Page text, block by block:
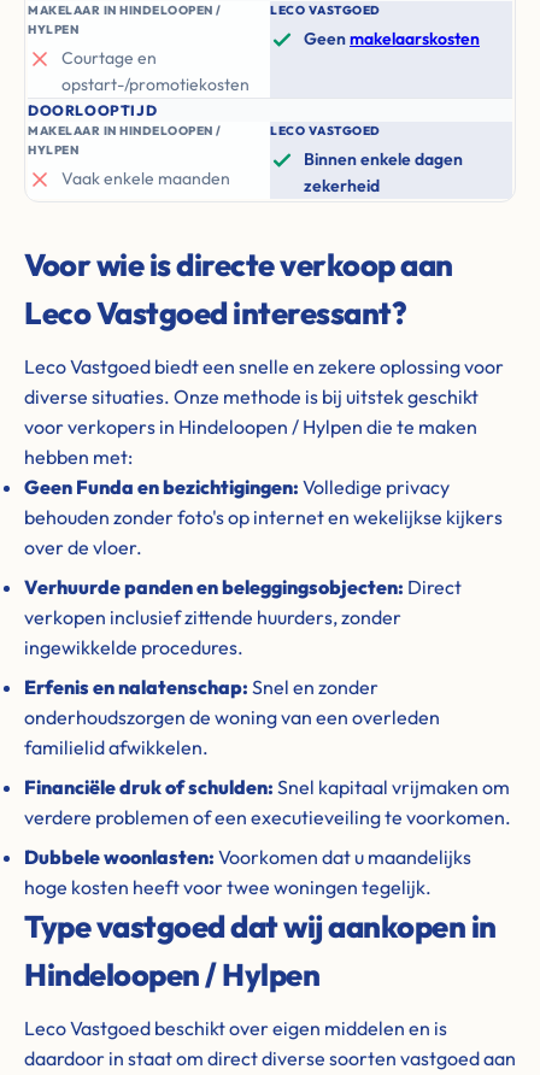
MAKELAAR IN HINDELOOPEN /
HYLPEN
Courtage en
opstart-/promotiekosten
LECO VASTGOED
Geenmakelaarskosten
DOORLOOPTIJD
MAKELAAR IN HINDELOOPEN /
HYLPEN
Vaak enkele maanden
LECO VASTGOED
Binnen enkele dagen
zekerheid
Voor wie is directe verkoop aan
Leco Vastgoed interessant?
Leco Vastgoed biedt een snelle en zekere oplossing voor
diverse situaties. Onze methode is bij uitstek geschikt
voor verkopers in Hindeloopen / Hylpen die te maken
hebben met:
Geen Funda en bezichtigingen: Volledige privacy
behouden zonder foto's op internet en wekelijkse kijkers
over de vloer.
Verhuurde panden en beleggingsobjecten: Direct
verkopen inclusief zittende huurders, zonder
ingewikkelde procedures.
Erfenis en nalatenschap: Snel en zonder
onderhoudszorgen de woning van een overleden
familielid afwikkelen.
Financiële druk of schulden: Snel kapitaal vrijmaken om
verdere problemen of een executieveiling te voorkomen.
Dubbele woonlasten: Voorkomen dat u maandelijks
hoge kosten heeft voor twee woningen tegelijk.
Type vastgoed dat wij aankopen in
Hindeloopen / Hylpen
Leco Vastgoed beschikt over eigen middelen en is
daardoor in staat om direct diverse soorten vastgoed aan